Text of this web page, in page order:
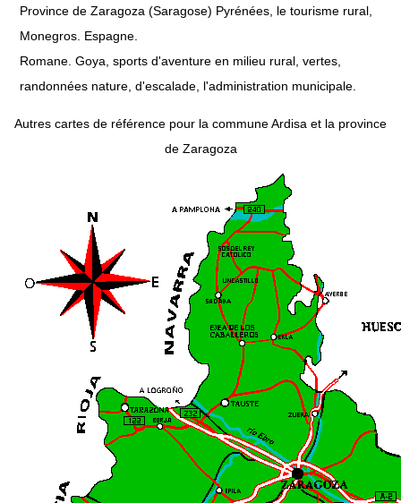
Province de Zaragoza (Saragose) Pyrénées, le tourisme rural,
Monegros. Espagne.
Romane. Goya, sports d'aventure en milieu rural, vertes,
randonnées nature, d'escalade, l'administration municipale.
Autres cartes de référence pour la commune Ardisa et la province
de Zaragoza